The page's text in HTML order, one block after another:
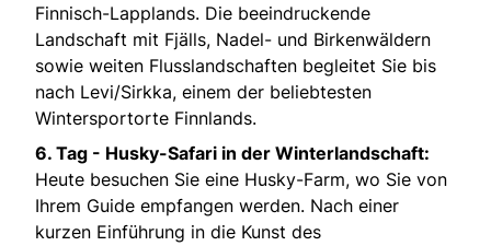
Finnisch-Lapplands. Die beeindruckende
Landschaft mit Fjälls, Nadel- und Birkenwäldern
sowie weiten Flusslandschaften begleitet Sie bis
nach Levi/Sirkka, einem der beliebtesten
Wintersportorte Finnlands.
6. Tag - Husky-Safari in der Winterlandschaft:
Heute besuchen Sie eine Husky-Farm, wo Sie von
Ihrem Guide empfangen werden. Nach einer
kurzen Einführung in die Kunst des